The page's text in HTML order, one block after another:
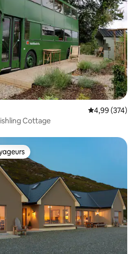
Évaluation
4,99 (374)
Cottage
les plus appréciés